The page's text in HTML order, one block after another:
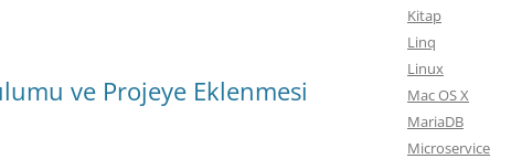
ve Projeye Eklenmesi
Kitap
Linq
Linux
Mac OS X
MariaDB
Microservice